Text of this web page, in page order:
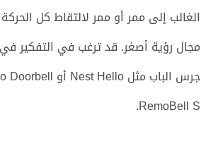
الغالب إلى ممر أو ممر لالتقاط كل الحركة
مجال رؤية أصغر. قد ترغب في التفكير في
RemoBell S.